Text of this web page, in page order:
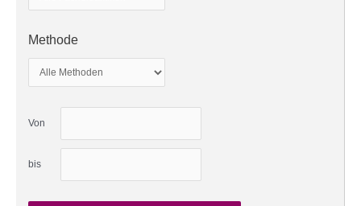
Methode
Von
bis